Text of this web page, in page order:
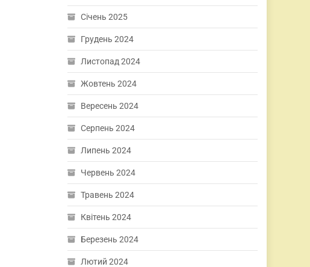
Січень 2025
Грудень 2024
Листопад 2024
Жовтень 2024
Вересень 2024
Серпень 2024
Липень 2024
Червень 2024
Травень 2024
Квітень 2024
Березень 2024
Лютий 2024